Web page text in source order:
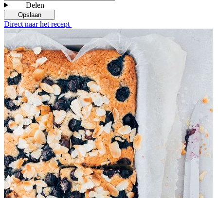
Delen
Opslaan
Direct naar het recept